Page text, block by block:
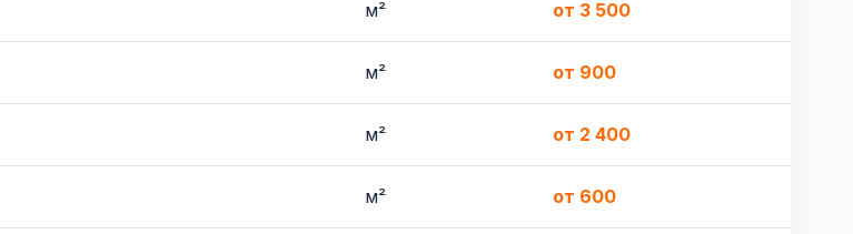
м² от 3 500
м² от 900
м² от 2 400
м² от 600